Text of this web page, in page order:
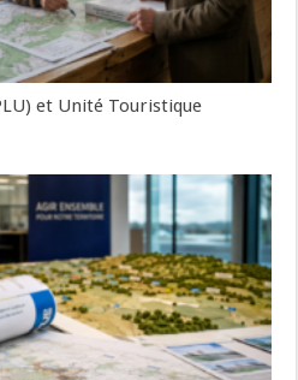
et Unité Touristique